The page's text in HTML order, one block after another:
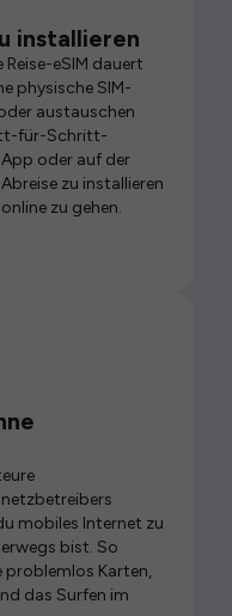
installieren
eSIM dauert
physische SIM-
austauschen
für-Schritt-
oder auf der
zu installieren
zu gehen.
mobiles Internet zu
bist. So
problemlos Karten,
das Surfen im